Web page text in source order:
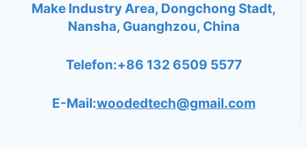
Make Industry Area, Dongchong Stadt,
Nansha, Guanghzou, China
Telefon:+86 132 6509 5577
E-Mail:woodedtech@gmail.com